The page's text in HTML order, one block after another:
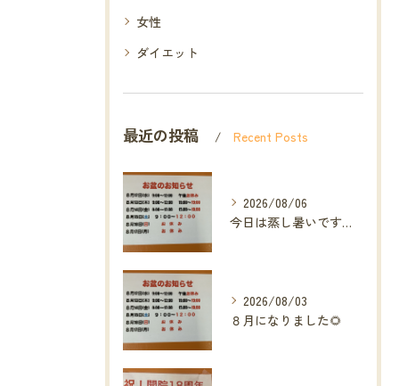
女性
ダイエット
最近の投稿 Recent Posts
2026/08/06
今日は蒸し暑いですね🥵ありがたい事に今年の草加市は
2026/08/03
８月になりました🌻